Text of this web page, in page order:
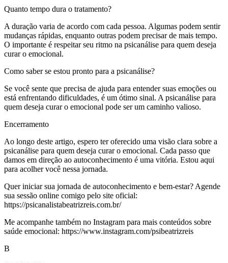
Quanto tempo dura o tratamento?
A duração varia de acordo com cada pessoa. Algumas podem sentir
mudanças rápidas, enquanto outras podem precisar de mais tempo.
O importante é respeitar seu ritmo na psicanálise para quem deseja
curar o emocional.
Como saber se estou pronto para a psicanálise?
Se você sente que precisa de ajuda para entender suas emoções ou
está enfrentando dificuldades, é um ótimo sinal. A psicanálise para
quem deseja curar o emocional pode ser um caminho valioso.
Encerramento
Ao longo deste artigo, espero ter oferecido uma visão clara sobre a
psicanálise para quem deseja curar o emocional. Cada passo que
damos em direção ao autoconhecimento é uma vitória. Estou aqui
para acolher você nessa jornada.
Quer iniciar sua jornada de autoconhecimento e bem-estar? Agende
sua sessão online comigo pelo site oficial:
https://psicanalistabeatrizreis.com.br/
Me acompanhe também no Instagram para mais conteúdos sobre
saúde emocional: https://www.instagram.com/psibeatrizreis
B